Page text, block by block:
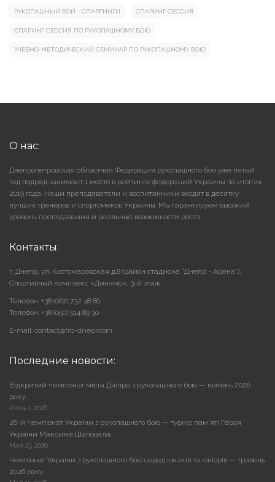
РУКОПАШНЫЙ БОЙ - СПАРРИНГИ СПАРИНГ СЕССИЯ
СПАРИНГ СЕССИЯ ПО РУКОПАШНОМУ БОЮ
УЧЕБНО-МЕТОДИЧЕСКИЙ СЕМИНАР ПО РУКОПАШНОМУ БОЮ
О нас:
Днепропетровская областная Федерация рукопашного боя уже пятый
год подряд занимает 1 место в рейтинге федераций Украины по итогам
2019 года. Наши преподаватели и воспитанники входят в десятку
лучших тренеров и спортсменов Украины. Мы гарантируем высокий
уровень преподавания и реальные возможности роста.
Контакты:
г. Днепр, ул. Костомаровская д.8 (район стадиона "Днепр - Арена"),
Cпортивный комплекс «Динамо», 3-й этаж
Телефон: +38 (067) 732 48 86
Телефон: +38 (050) 514 89 30
E-mail: contact@frb-dnepr.com
Последние новости:
Відкритий чемпіонат міста Дніпра з рукопашного бою — квітень 2026
року.
Июнь 1, 2026
26-й Чемпіонат України з рукопашного бою — турнір пам’яті Героя
України Максима Шаповала.
Май 23, 2026
Чемпіонат України з рукопашного бою серед юнаків та юніорів — травень
2026 року.